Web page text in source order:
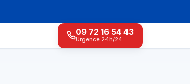
09 72 16 54 43
Urgence 24h/24